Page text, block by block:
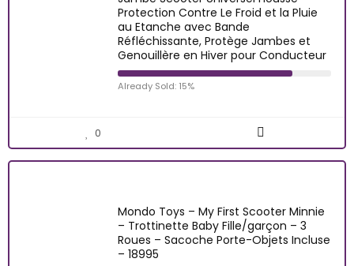
Protection Contre Le Froid et la Pluie
au Etanche avec Bande
Réfléchissante, Protège Jambes et
Genouillère en Hiver pour Conducteur
Already Sold: 15%
0
Mondo Toys – My First Scooter Minnie
– Trottinette Baby Fille/garçon – 3
Roues – Sacoche Porte-Objets Incluse
– 18995